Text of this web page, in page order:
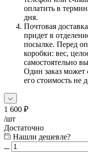
оплатить в
дня.
Почтовая
придет в
посылке. Перед
коробки: вес,
самостоятельно
Один заказ может
его стоимость не
1 600 ₽
/шт
Достаточно
Нашли дешевле?